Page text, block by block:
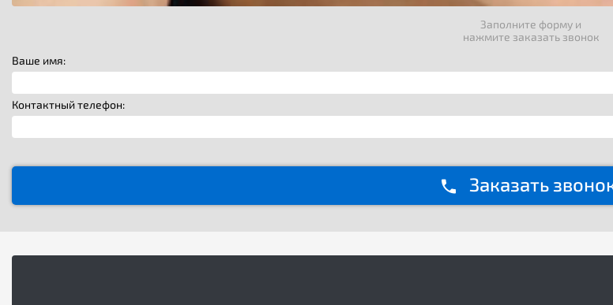
Заполните форму и
нажмите заказать звонок
Ваше имя:
Контактный телефон:
Заказать